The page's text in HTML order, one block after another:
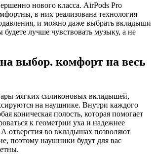
нового класса. AirPods Pro
в них реализована технология
и можно даже выбрать вкладыши
будете лучше чувствовать музыку, а не
выбор. комфорт на весь
мягких силиконовых вкладышей,
на наушнике. Внутри каждого
коническая полость, которая помогает
к геометрии уха и надежнее
отверстия во вкладышах позволяют
поэтому наушники будут для вас